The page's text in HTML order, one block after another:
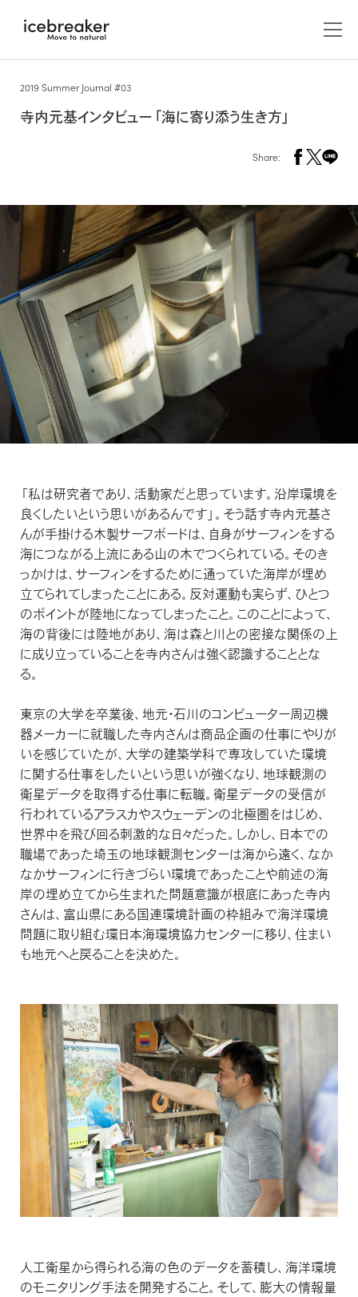
アウター/ジャケット
カットソー（長袖）
カットソー（半袖）
シャツ/ポロシャツ
セーター/カーディガン
アンダーウェア/タイツ
ウィメンズ
アウター/ジャケット
カットソー（長袖）
カットソー（半袖）
シャツ/ポロシャツ
パンツ/スカート/ボトムス
アンダーウェア/タイツ
靴下/ソックス
アクセサリー
キャップ/ビーニー/ヘッドバンド
グローブ
マフラー/ネックカバー
靴下/ソックス
レイヤー
アンダーウェア
ベースレイヤー
ミッドレイヤー
新着商品
アウトレット
ABOUT US
icebreakerについて
PRODUCTS
プロダクトについて
ZQ MERINO
ZQメリノ
Brand films
ブランド紹介動画
FEATURED
特設ページ
THE JOURNAL
NEWS
ニュース
BLOG
ブログ
HOW TO CARE
お手入れ
修理について
FAQ
よくある質問
2019 Summer Journal #03
寺内元基インタビュー「海に寄り添う生き方」
Share:
「私は研究者であり、活動家だと思っています。沿岸環境を
良くしたいという思いがあるんです」。そう話す寺内元基さ
んが手掛ける木製サーフボードは、自身がサーフィンをする
海につながる上流にある山の木でつくられている。そのき
っかけは、サーフィンをするために通っていた海岸が埋め
立てられてしまったことにある。反対運動も実らず、ひとつ
のポイントが陸地になってしまったこと。このことによって、
海の背後には陸地があり、海は森と川との密接な関係の上
に成り立っていることを寺内さんは強く認識することとな
る。
東京の大学を卒業後、地元・石川のコンピューター周辺機
器メーカーに就職した寺内さんは商品企画の仕事にやりが
いを感じていたが、大学の建築学科で専攻していた環境
に関する仕事をしたいという思いが強くなり、地球観測の
衛星データを取得する仕事に転職。衛星データの受信が
行われているアラスカやスウェーデンの北極圏をはじめ、
世界中を飛び回る刺激的な日々だった。しかし、日本での
職場であった埼玉の地球観測センターは海から遠く、なか
なかサーフィンに行きづらい環境であったことや前述の海
岸の埋め立てから生まれた問題意識が根底にあった寺内
さんは、富山県にある国連環境計画の枠組みで海洋環境
問題に取り組む環日本海環境協力センターに移り、住まい
も地元へと戻ることを決めた。
人工衛星から得られる海の色のデータを蓄積し、海洋環境
のモニタリング手法を開発すること。そして、膨大の情報量